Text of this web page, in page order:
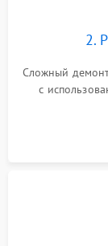
Поломка
Неисправность
2.
Сложный
с
массивной